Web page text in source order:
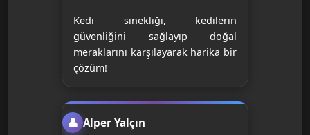
Kedi sinekliği, kedilerin
güvenliğini sağlayıp doğal
meraklarını karşılayarak harika bir
çözüm!
Alper Yalçın